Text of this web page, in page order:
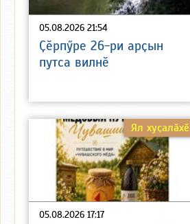
05.08.2026 21:54
Ҫӗрпӳре 26-ри арҫын
путса вилнӗ
05.08.2026 17:17
Ял хуҫалӑхӗ